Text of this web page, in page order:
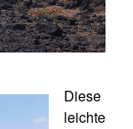
Diese
leichte